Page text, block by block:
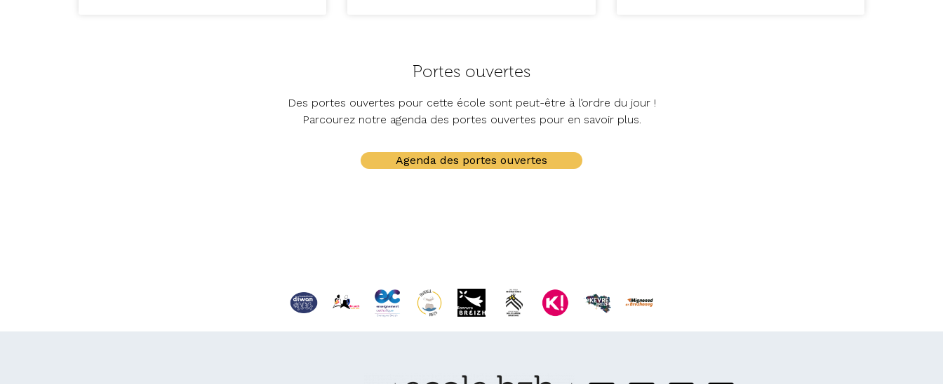
Portes ouvertes
Des portes ouvertes pour cette école sont peut-être à l’ordre du jour !
Parcourez notre agenda des portes ouvertes pour en savoir plus.
Agenda des portes ouvertes